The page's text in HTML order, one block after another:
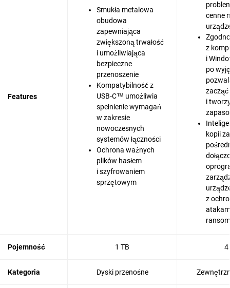
Features
Smukła metalowa
obudowa
zapewniająca
zwiększoną trwałość
i umożliwiająca
bezpieczne
przenoszenie
Kompatybilność z
USB-C™ umożliwia
spełnienie wymagań
w zakresie
nowoczesnych
systemów łączności
Ochrona ważnych
plików hasłem
i szyfrowaniem
sprzętowym
cenne
z
i
po
zacząć
i
kopii
z
Pojemność 1 TB 4
Kategoria Dyski przenośne